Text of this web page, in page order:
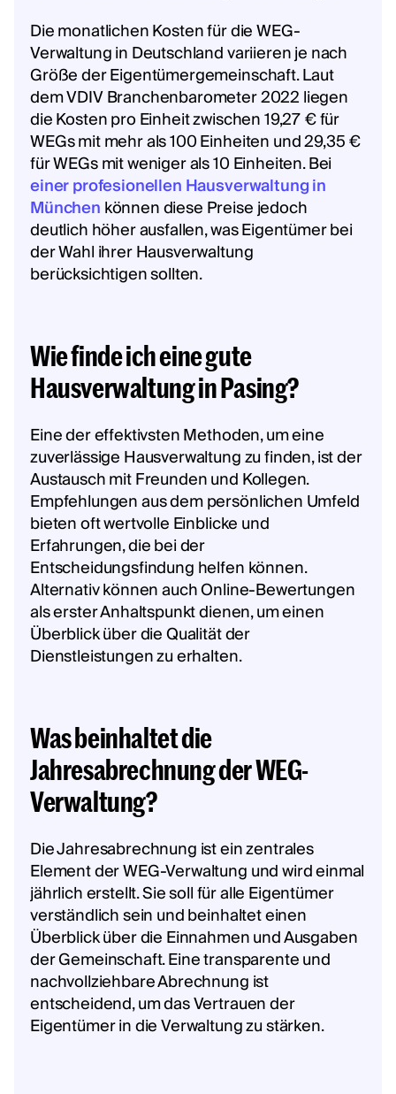
Die monatlichen Kosten für die WEG-
Verwaltung in Deutschland variieren je nach
Größe der Eigentümergemeinschaft. Laut
dem VDIV Branchenbarometer 2022 liegen
die Kosten pro Einheit zwischen 19,27 € für
WEGs mit mehr als 100 Einheiten und 29,35 €
für WEGs mit weniger als 10 Einheiten. Bei
einer profesionellen Hausverwaltung in
Münchenkönnen diese Preise jedoch
deutlich höher ausfallen, was Eigentümer bei
der Wahl ihrer Hausverwaltung
berücksichtigen sollten.
Wie finde ich eine gute
Hausverwaltung in Pasing?
Eine der effektivsten Methoden, um eine
zuverlässige Hausverwaltung zu finden, ist der
Austausch mit Freunden und Kollegen.
Empfehlungen aus dem persönlichen Umfeld
bieten oft wertvolle Einblicke und
Erfahrungen, die bei der
Entscheidungsfindung helfen können.
Alternativ können auch Online-Bewertungen
als erster Anhaltspunkt dienen, um einen
Überblick über die Qualität der
Dienstleistungen zu erhalten.
Was beinhaltet die
Jahresabrechnung der WEG-
Verwaltung?
Die Jahresabrechnung ist ein zentrales
Element der WEG-Verwaltung und wird einmal
jährlich erstellt. Sie soll für alle Eigentümer
verständlich sein und beinhaltet einen
Überblick über die Einnahmen und Ausgaben
der Gemeinschaft. Eine transparente und
nachvollziehbare Abrechnung ist
entscheidend, um das Vertrauen der
Eigentümer in die Verwaltung zu stärken.